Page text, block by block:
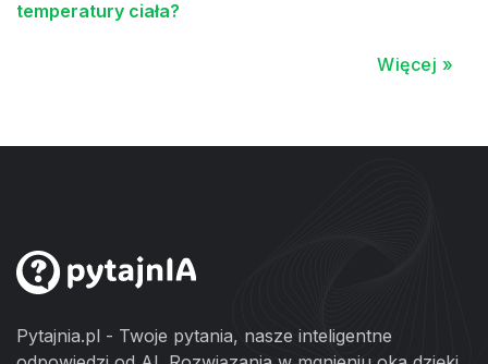
temperatury ciała?
Więcej »
Pytajnia.pl - Twoje pytania, nasze inteligentne